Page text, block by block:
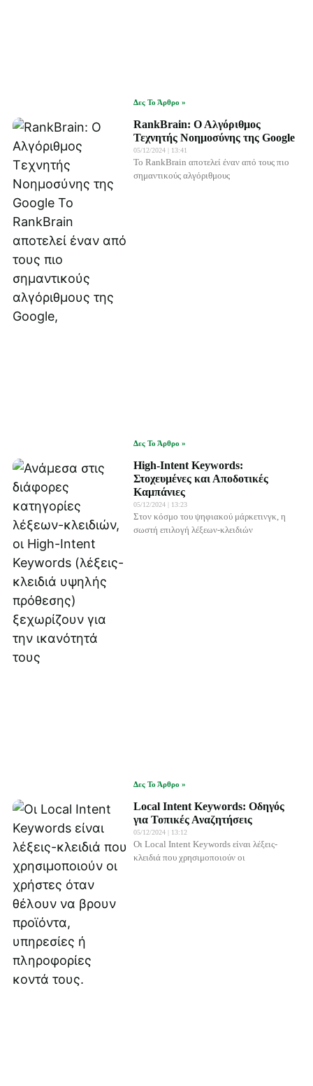
Δες Το Άρθρο »
RankBrain: Ο Αλγόριθμος
Τεχνητής Νοημοσύνης της Google
05/12/2024 13:41
Το RankBrain αποτελεί έναν από τους πιο
σημαντικούς αλγόριθμους
Δες Το Άρθρο »
High-Intent Keywords:
Στοχευμένες και Αποδοτικές
Καμπάνιες
05/12/2024 13:23
Στον κόσμο του ψηφιακού μάρκετινγκ, η
σωστή επιλογή λέξεων-κλειδιών
Δες Το Άρθρο »
Local Intent Keywords: Οδηγός
για Τοπικές Αναζητήσεις
05/12/2024 13:12
Οι Local Intent Keywords είναι λέξεις-
κλειδιά που χρησιμοποιούν οι